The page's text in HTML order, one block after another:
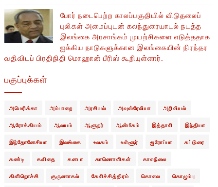
போர் நடைபெற்ற காலப்பகுதியில் ​​விடுதலைப்
புலிகள் அமைப்புடன் கலந்துரையாடல் நடத்த
இலங்கை அரசாங்கம் முயற்சிகளை எடுத்ததாக
ஐக்கிய நாடுகளுக்கான இலங்கையின் நிரந்தர
வதிவிடப் பிரதிநிதி மொஹான் பீரிஸ் கூறியுள்ளார்.
பகுப்புக்கள்
அமெரிக்கா அம்பாறை அரசியல் அவுஸ்ரேலியா அறிவியல்
ஆரோக்கியம் ஆலயம் ஆளுநர் ஆன்மீகம் இத்தாலி இந்தியா
இந்தோனேசியா இலங்கை உலகம் உள்ளூர் ஐரோப்பா கட்டுரை
கண்டி கவிதை கனடா காணொளிகள் காலநிலை
கிளிநொச்சி குருணாகல் கேலிச்சித்திரம் கொலை கொழும்பு